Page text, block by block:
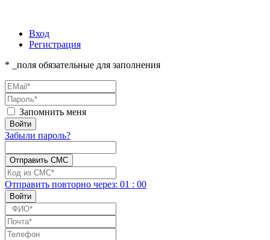
Вход
Регистрация
* _поля обязательные для заполнения
Запомнить меня
Забыли пароль?
Отправить повторно через: 01 : 00